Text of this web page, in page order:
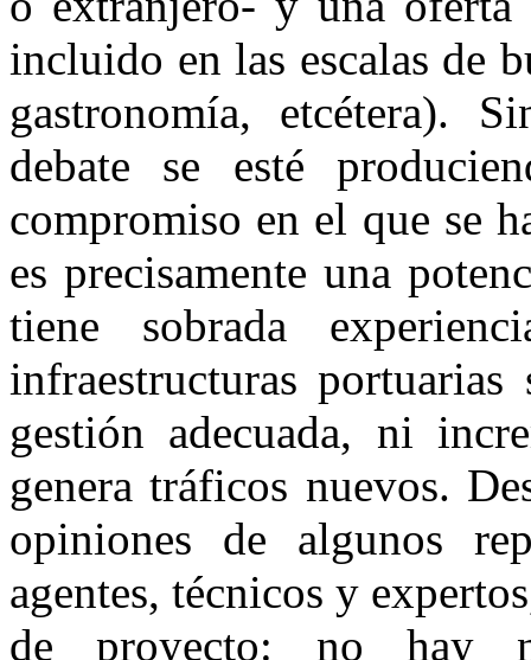
incluido en las escalas de
gastronomía, etcétera).
debate se esté
compromiso en el que se
es precisamente una
tiene sobrada
infraestructuras
gestión adecuada, ni
genera tráficos nuevos.
opiniones de algunos
agentes, técnicos y
de proyecto: no hay